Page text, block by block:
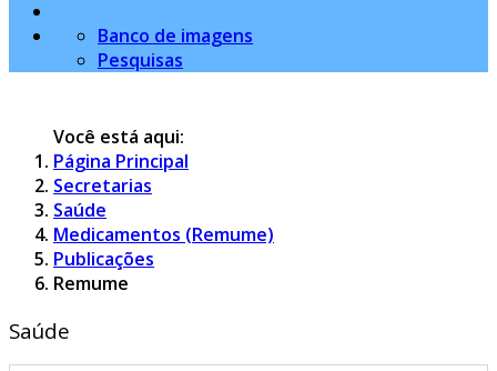
Banco de imagens
Pesquisas
Você está aqui:
Página Principal
Secretarias
Saúde
Medicamentos (Remume)
Publicações
Remume
Saúde